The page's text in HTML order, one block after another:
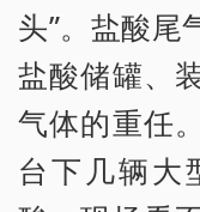
头”。盐酸尾
盐酸储罐、
气体的重任
台下几辆大